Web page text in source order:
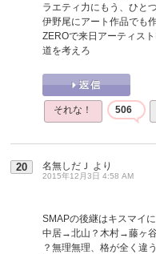
ラエティ力にもう、ひと
伊野尾にアート作品でも
ZEROで来日アーティス
道を考えろ
それな！ 506
20 名無しだＪ より
2015年12月3日 4:58 AM
SMAPの後継はキスマイに
中居→北山？木村→藤ヶ
？無理無理、格が全く違う